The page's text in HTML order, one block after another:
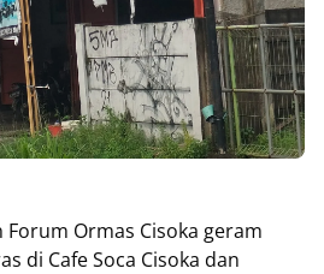
Forum Ormas Cisoka geram
di Cafe Soca Cisoka dan